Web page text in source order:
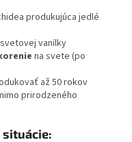
produkujúca jedlé
svetovej vanilky
na svete (po
až 50 rokov
prirodzeného
situácie: